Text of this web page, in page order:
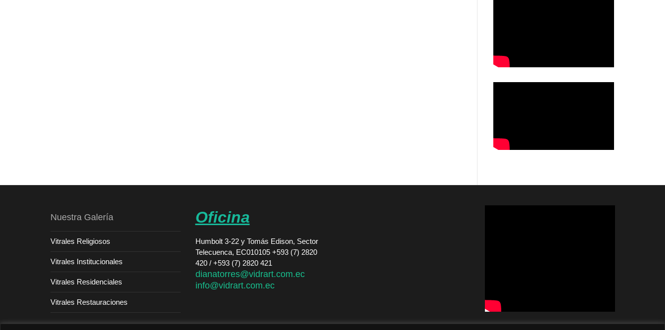
Nuestra Galería
Vitrales Religiosos
Vitrales Institucionales
Vitrales Residenciales
Vitrales Restauraciones
Oficina
Humbolt 3-22 y Tomás Edison, Sector
Telecuenca, EC010105 +593 (7) 2820
420 / +593 (7) 2820 421
dianatorres@vidrart.com.ec
info@vidrart.com.ec